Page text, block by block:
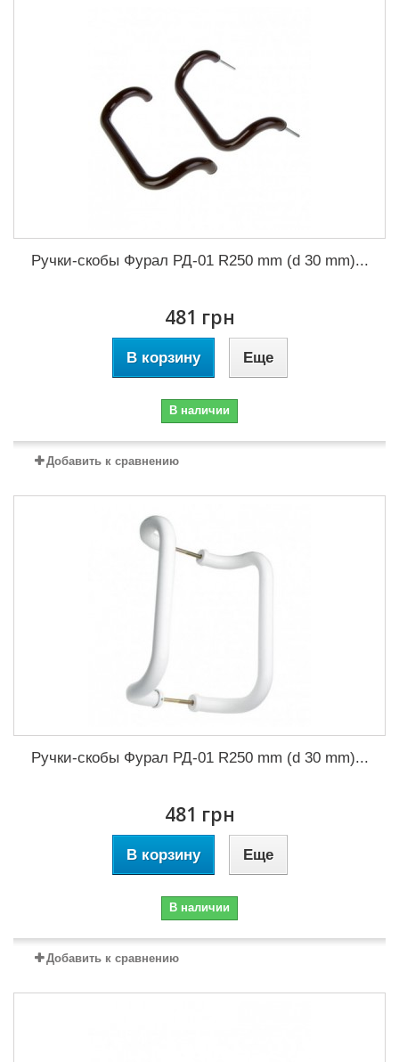
Ручки-скобы Фурал РД-01 R250 mm (d 30 mm)...
481 грн
В корзину Еще
В наличии
Добавить к сравнению
Ручки-скобы Фурал РД-01 R250 mm (d 30 mm)...
481 грн
В корзину Еще
В наличии
Добавить к сравнению